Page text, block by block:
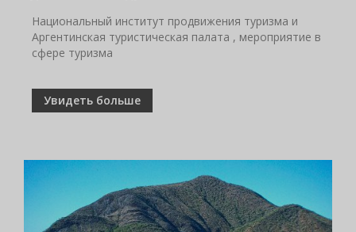
Национальный институт продвижения туризма и
Аргентинская туристическая палата , мероприятие в
сфере туризма
Увидеть больше